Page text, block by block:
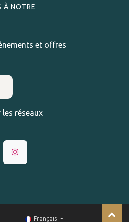
À NOTRE
et offres
les réseaux
Français